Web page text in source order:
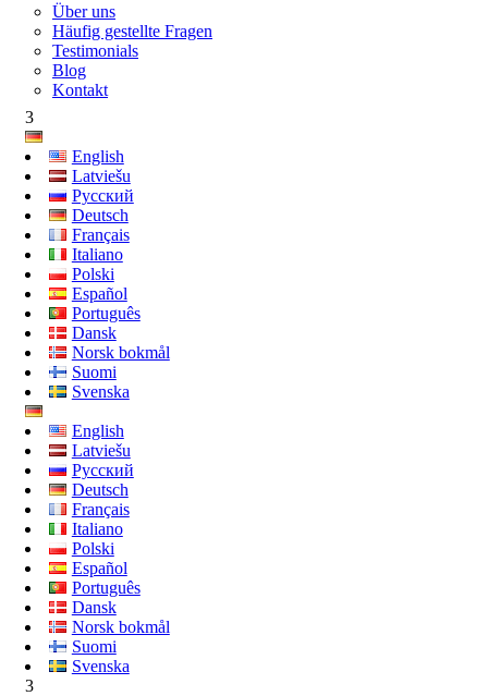
Über uns
Häufig gestellte Fragen
Testimonials
Blog
Kontakt
3
English
Latviešu
Русский
Deutsch
Français
Italiano
Polski
Español
Português
Dansk
Norsk bokmål
Suomi
Svenska
English
Latviešu
Русский
Deutsch
Français
Italiano
Polski
Español
Português
Dansk
Norsk bokmål
Suomi
Svenska
3